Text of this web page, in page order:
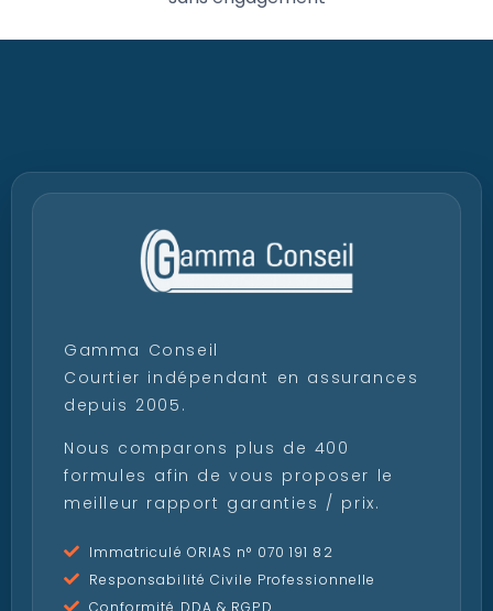
Courtier indépendant en assurances
depuis 2005.
Nous comparons plus de 400
formules afin de vous proposer le
meilleur rapport garanties / prix.
Immatriculé ORIAS n° 070 191 82
Responsabilité Civile Professionnelle
Conformité DDA & RGPD
100 % indépendant